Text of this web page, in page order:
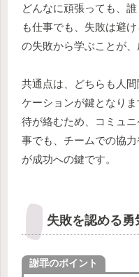
どんなに頑張っても、
も仕事でも、失敗は避
の失敗から学ぶことが、
共通点は、どちらも人
ケーションが鍵となり
待が絡むため、コミュ
事でも、チームでの協
が成功への鍵です。
失敗を認める
謝罪のポイント